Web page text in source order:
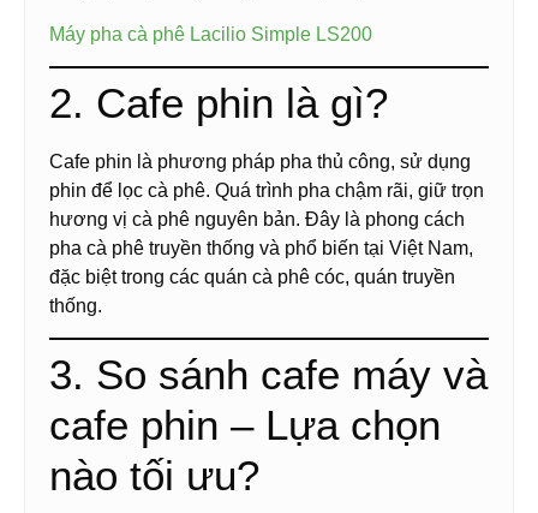
Máy pha cà phê Lacilio Simple LS200
2. Cafe phin là gì?
Cafe phin là phương pháp pha thủ công, sử dụng
phin để lọc cà phê. Quá trình pha chậm rãi, giữ trọn
hương vị cà phê nguyên bản. Đây là phong cách
pha cà phê truyền thống và phổ biến tại Việt Nam,
đặc biệt trong các quán cà phê cóc, quán truyền
thống.
3. So sánh cafe máy và
cafe phin – Lựa chọn
nào tối ưu?